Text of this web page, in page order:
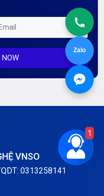
Zalo
NOW
VNSO
0313258141
1